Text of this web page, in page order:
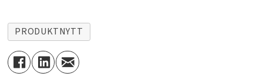
PRODUKTNYTT